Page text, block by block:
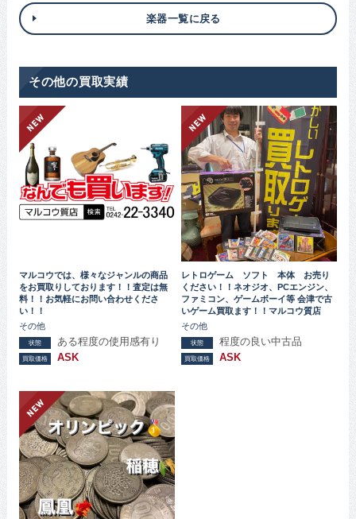
楽器一覧に戻る
その他の買取実績
マルコウでは、様々なジャンルの商品
をお買取りしております！！査定は無
料！！お気軽にお問い合わせくださ
い！！
その他
状態 ある程度の使用感有り
買取価格 ASK
レトロゲーム ソフト 本体 お売り
ください！！ネオジオ、PCエンジン、
ファミコン、ゲームボーイ等 会津で古
いゲーム買取ます！！マルコウ質店
その他
状態 程度の良い中古品
買取価格 ASK